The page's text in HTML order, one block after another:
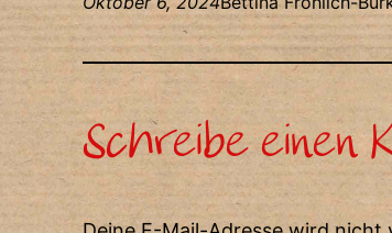
Schreibe einen